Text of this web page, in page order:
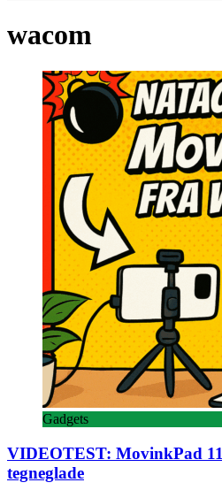
wacom
Gadgets
VIDEOTEST: MovinkPad
tegneglade